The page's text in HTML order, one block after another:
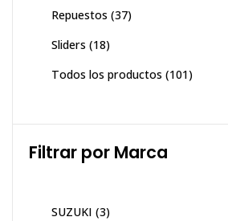
Repuestos (37)
Sliders (18)
Todos los productos (101)
Filtrar por Marca
SUZUKI (3)